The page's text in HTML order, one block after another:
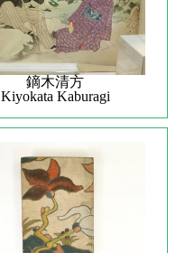
鏑木清方
Kiyokata Kaburagi